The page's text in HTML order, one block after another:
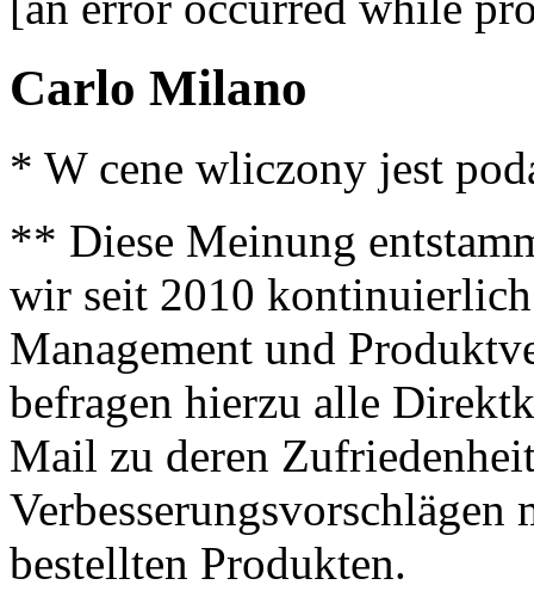
Carlo Milano
* W cene wliczony jest
** Diese Meinung
wir seit 2010
Management und
befragen hierzu alle
Mail zu deren
bestellten Produkten.